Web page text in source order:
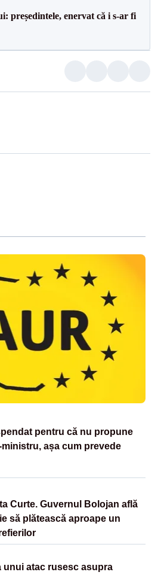
președintele, enervat că i s-ar fi
pentru că nu propune
așa cum prevede
Curte. Guvernul Bolojan află
să plătească aproape un
unui atac rusesc asupra